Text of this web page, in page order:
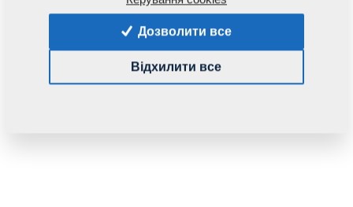
Дозволити все
Відхилити все